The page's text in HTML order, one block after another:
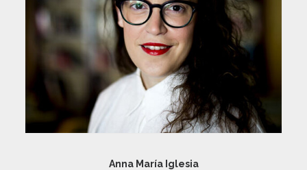
Anna María Iglesia